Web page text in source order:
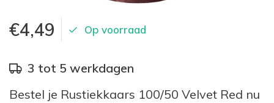
€4,49 Op voorraad
3 tot 5 werkdagen
Bestel je Rustiekkaars 100/50 Velvet Red nu